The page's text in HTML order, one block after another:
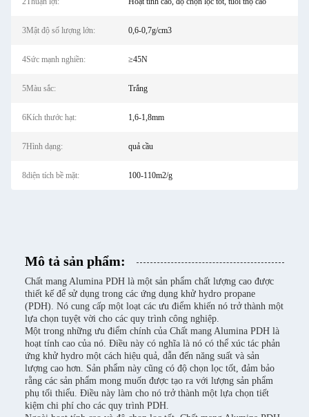
3Mật độ số lượng lớn: 0,6-0,7g/cm3
4Sức mạnh nghiền: ≥45N
5Màu sắc: Trắng
6Kích thước hạt: 1,6-1,8mm
7Hình dạng: quả cầu
8diện tích bề mặt: 100-110m2/g
Mô tả sản phẩm:
Chất mang Alumina PDH là một sản phẩm chất lượng cao được
thiết kế để sử dụng trong các ứng dụng khử hydro propane
(PDH). Nó cung cấp một loạt các ưu điểm khiến nó trở thành một
lựa chọn tuyệt vời cho các quy trình công nghiệp.
Một trong những ưu điểm chính của Chất mang Alumina PDH là
hoạt tính cao của nó. Điều này có nghĩa là nó có thể xúc tác phản
ứng khử hydro một cách hiệu quả, dẫn đến năng suất và sản
lượng cao hơn. Sản phẩm này cũng có độ chọn lọc tốt, đảm bảo
rằng các sản phẩm mong muốn được tạo ra với lượng sản phẩm
phụ tối thiểu. Điều này làm cho nó trở thành một lựa chọn tiết
kiệm chi phí cho các quy trình PDH.